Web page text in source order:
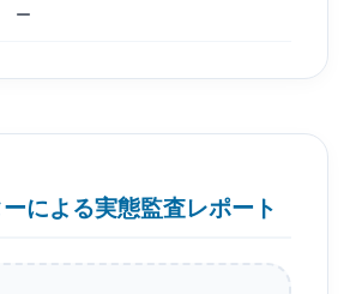
ー
による実態監査レポート